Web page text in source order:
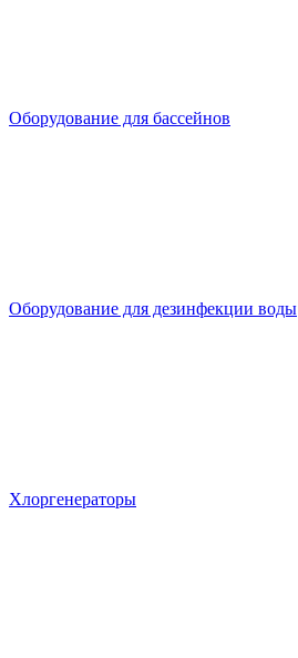
Оборудование для бассейнов
Оборудование для дезинфекции воды
Хлоргенераторы